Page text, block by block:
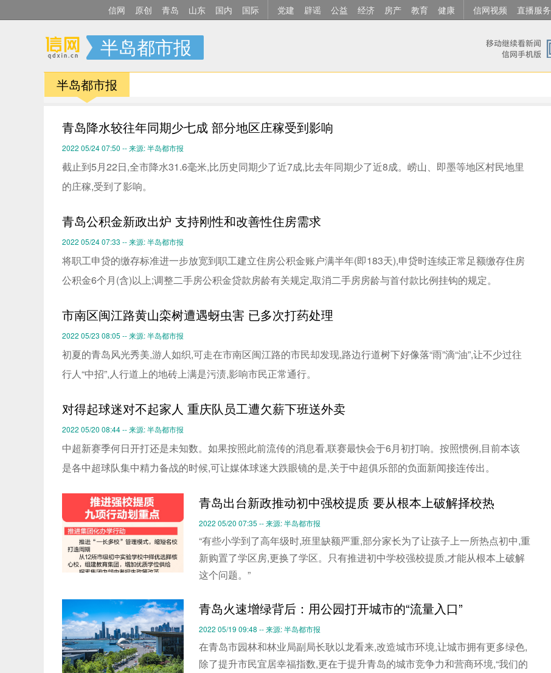
信网 原创 青岛 山东 国内 国际 党建 辟谣 公益 经济 房产 教育 健康 信网视频 直播服务
半岛都市报
半岛都市报
青岛降水较往年同期少七成 部分地区庄稼受到影响
2022 05/24 07:50 -- 来源: 半岛都市报
截止到5月22日,全市降水31.6毫米,比历史同期少了近7成,比去年同期少了近8成。崂山、即墨等地区村民地里
的庄稼,受到了影响。
青岛公积金新政出炉 支持刚性和改善性住房需求
2022 05/24 07:33 -- 来源: 半岛都市报
将职工申贷的缴存标准进一步放宽到职工建立住房公积金账户满半年(即183天),申贷时连续正常足额缴存住房
公积金6个月(含)以上;调整二手房公积金贷款房龄有关规定,取消二手房房龄与首付款比例挂钩的规定。
市南区闽江路黄山栾树遭遇蚜虫害 已多次打药处理
2022 05/23 08:05 -- 来源: 半岛都市报
初夏的青岛风光秀美,游人如织,可走在市南区闽江路的市民却发现,路边行道树下好像落“雨”滴“油”,让不少过往
行人“中招”,人行道上的地砖上满是污渍,影响市民正常通行。
对得起球迷对不起家人 重庆队员工遭欠薪下班送外卖
2022 05/20 08:44 -- 来源: 半岛都市报
中超新赛季何日开打还是未知数。如果按照此前流传的消息看,联赛最快会于6月初打响。按照惯例,目前本该
是各中超球队集中精力备战的时候,可让媒体球迷大跌眼镜的是,关于中超俱乐部的负面新闻接连传出。
青岛出台新政推动初中强校提质 要从根本上破解择校热
2022 05/20 07:35 -- 来源: 半岛都市报
“有些小学到了高年级时,班里缺额严重,部分家长为了让孩子上一所热点初中,重
新购置了学区房,更换了学区。只有推进初中学校强校提质,才能从根本上破解
这个问题。”
青岛火速增绿背后：用公园打开城市的“流量入口”
2022 05/19 09:48 -- 来源: 半岛都市报
在青岛市园林和林业局副局长耿以龙看来,改造城市环境,让城市拥有更多绿色,
除了提升市民宜居幸福指数,更在于提升青岛的城市竞争力和营商环境,“我们的